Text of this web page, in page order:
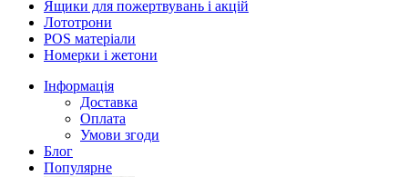
Ящики для пожертвувань і акцій
Лототрони
POS матеріали
Номерки і жетони
Інформація
Доставка
Оплата
Умови згоди
Блог
Популярне